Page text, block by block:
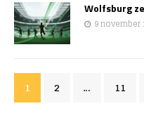
Wolfsburg
9 november
1 2 … 11